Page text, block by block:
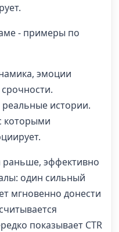
- примеры по
эмоции
реальные истории.
которыми
раньше, эффективно
один сильный
мгновенно донести
показывает CTR